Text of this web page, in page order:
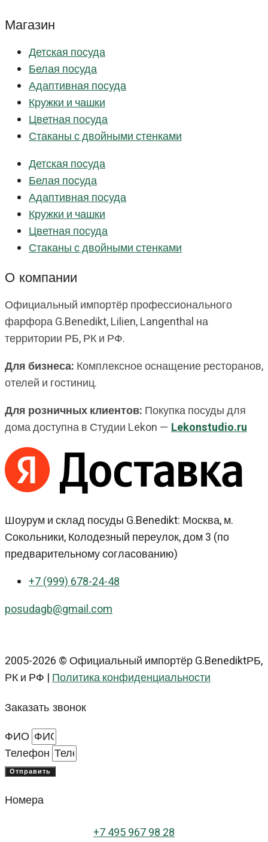
Магазин
Детская посуда
Белая посуда
Адаптивная посуда
Кружки и чашки
Цветная посуда
Стаканы с двойными стенками
Детская посуда
Белая посуда
Адаптивная посуда
Кружки и чашки
Цветная посуда
Стаканы с двойными стенками
О компании
Официальный импортёр профессионального
фарфора G.Benedikt, Lilien, Langenthal на
территории РБ, РК и РФ.
Для бизнеса: Комплексное оснащение ресторанов,
отелей и гостиниц.
Для розничных клиентов: Покупка посуды для
дома доступна в Студии Lekon — Lekonstudio.ru
Шоурум и склад посуды G.Benedikt: Москва, м.
Сокольники, Колодезный переулок, дом 3 (по
предварительному согласованию)
+7 (999) 678-24-48
posudagb@gmail.com
2005-2026 © Официальный импортёр G.BenediktРБ,
РК и РФ |Политика конфиденциальности
Заказать звонок
ФИО
Телефон
Отправить
Номера
+7 495 967 98 28